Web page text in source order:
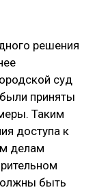
решения
суд
приняты
Таким
доступа к
делам
быть